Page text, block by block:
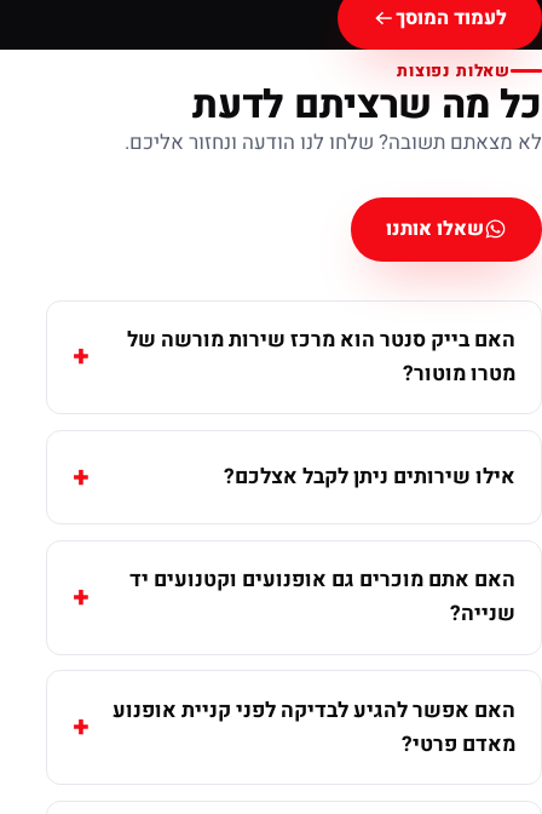
לעמוד המוסך
שאלות נפוצות
כל מה שרציתם לדעת
לא מצאתם תשובה? שלחו לנו הודעה ונחזור אליכם.
שאלו אותנו
האם בייק סנטר הוא מרכז שירות מורשה של
מטרו מוטור?
אילו שירותים ניתן לקבל אצלכם?
האם אתם מוכרים גם אופנועים וקטנועים יד
שנייה?
האם אפשר להגיע לבדיקה לפני קניית אופנוע
מאדם פרטי?